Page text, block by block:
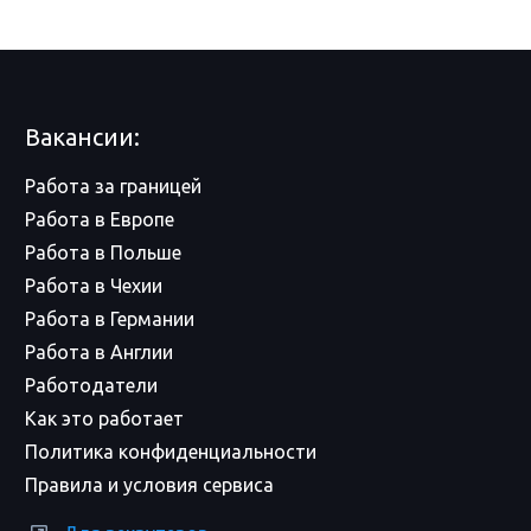
Вакансии:
Работа за границей
Работа в Европе
Работа в Польше
Работа в Чехии
Работа в Германии
Работа в Англии
Работодатели
Как это работает
Политика конфиденциальности
Правила и условия сервиса